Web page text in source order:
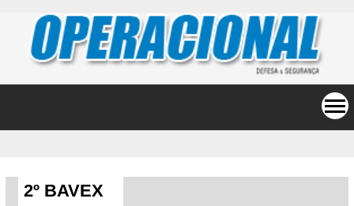
2º BAVEX